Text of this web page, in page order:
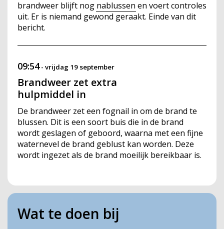
brandweer blijft nog nablussen en voert controles
uit. Er is niemand gewond geraakt. Einde van dit
bericht.
Brandweer zet extra
hulpmiddel in
09:54- vrijdag 19 september
De brandweer zet een fognail in om de brand te
blussen. Dit is een soort buis die in de brand
wordt geslagen of geboord, waarna met een fijne
waternevel de brand geblust kan worden. Deze
wordt ingezet als de brand moeilijk bereikbaar is.
Wat te doen bij